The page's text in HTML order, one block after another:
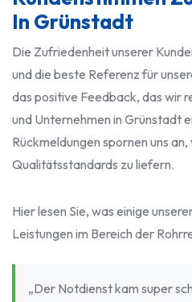
In Grünstadt
Die Zufriedenheit unserer
und die beste Referenz für
das positive Feedback, das wir
und Unternehmen in Grünstadt
Rückmeldungen spornen uns
Qualitätsstandards zu liefern.
Hier lesen Sie, was einige
Leistungen im Bereich der
„Der Notdienst kam super